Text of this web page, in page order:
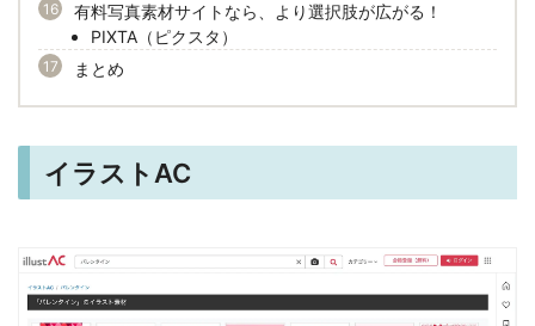
有料写真素材サイトなら、より選択肢が広がる！
PIXTA（ピクスタ）
まとめ
イラストAC